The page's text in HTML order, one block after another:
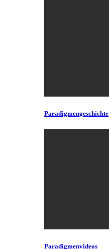
Paradigmengeschichte
Paradigmenvideos